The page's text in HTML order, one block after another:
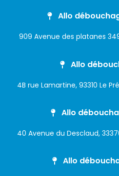
Allo
909 Avenue des platanes
Allo
4B rue Lamartine, 93310 Le
Allo
40 Avenue du Desclaud,
Allo